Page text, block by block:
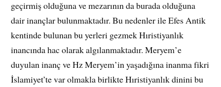
geçirmiş olduğuna ve mezarının da burada olduğuna
dair inançlar bulunmaktadır. Bu nedenler ile Efes Antik
kentinde bulunan bu yerleri gezmek Hıristiyanlık
inancında hac olarak algılanmaktadır. Meryem’e
duyulan inanç ve Hz Meryem’in yaşadığına inanma fikri
İslamiyet’te var olmakla birlikte Hıristiyanlık dinini bu